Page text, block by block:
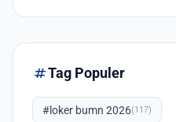
tagTag Populer
#loker bumn 2026(117)